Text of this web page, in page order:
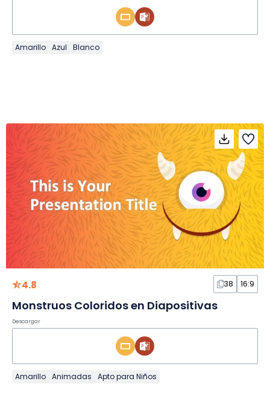
Amarillo Azul Blanco
4.8 38 16:9
Monstruos Coloridos en Diapositivas
Descargar
Amarillo Animadas Apto para Niños